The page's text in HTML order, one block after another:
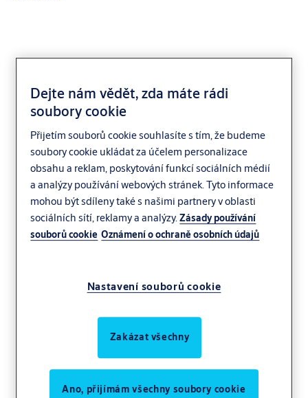
Yale U - MAX
Dejte nám vědět, zda máte rádi
soubory cookie
Přijetím souborů cookie souhlasíte s tím, že budeme
soubory cookie ukládat za účelem personalizace
obsahu a reklam, poskytování funkcí sociálních médií
a analýzy používání webových stránek. Tyto informace
mohou být sdíleny také s našimi partnery v oblasti
sociálních sítí, reklamy a analýzy.Zásady používání
souborů cookie Oznámení o ochraně osobních údajů
Nastavení souborů cookie
Zakázat všechny
Ano, přijímám všechny soubory cookie